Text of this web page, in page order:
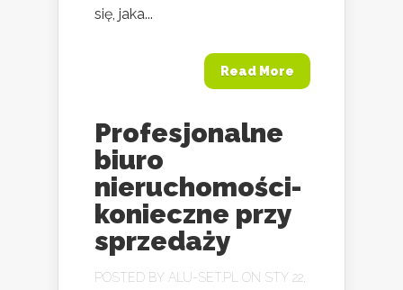
się, jaka...
Read More
Profesjonalne
biuro
nieruchomości-
konieczne przy
sprzedaży
POSTED BY ALU-SET.PL
ON STY 22,